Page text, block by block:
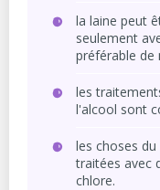
la laine peut
seulement
préférable de
les
l'alcool sont
les choses
traitées avec
chlore.